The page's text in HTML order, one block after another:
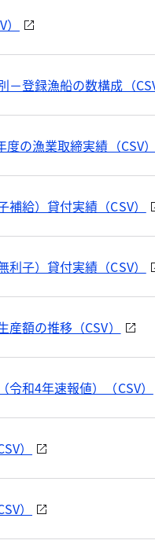
－登録漁船の数構成（
度の漁業取締実績（CSV
給）貸付実績（CSV）
子）貸付実績（CSV）
額の推移（CSV）
和4年速報値）（CSV）
）
）